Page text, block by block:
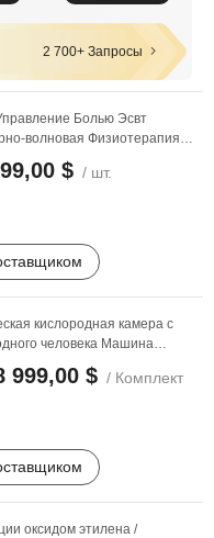
2 700+ Запросы
Болью Эсвт
волновая Физиотерапия
$ / шт.
кислородная камера с
человека Машина
999,00 $ / Комплект
оксидом этилена /